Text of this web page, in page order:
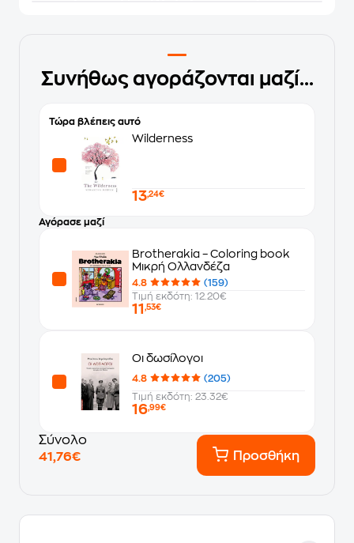
Συνήθως αγοράζονται μαζί...
Τώρα βλέπεις αυτό
Wilderness
13,24€
Αγόρασε μαζί
Brotherakia – Coloring book
Μικρή Ολλανδέζα
4.8
(159)
Τιμή εκδότη: 12.20€
11 ,53€
Οι δωσίλογοι
4.8
(205)
Τιμή εκδότη: 23.32€
16,99€
Σύνολο
41,76€
Προσθήκη